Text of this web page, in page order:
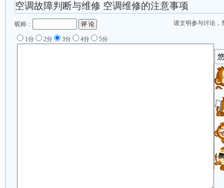
空调故障判断与维修 空调维修的注意事项
请文明参与讨论，
昵称：
1分 2分 3分 4分 5分